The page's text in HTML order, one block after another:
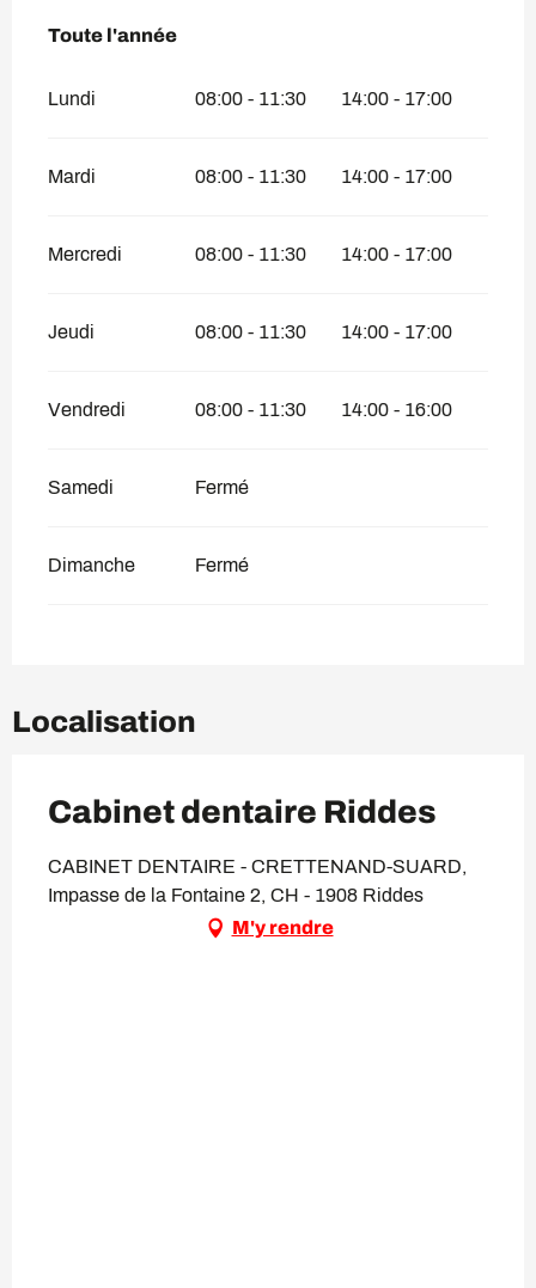
Toute l'année
Toute l'année
Lundi 08:00 - 11:30 14:00 - 17:00
Mardi 08:00 - 11:30 14:00 - 17:00
Mercredi 08:00 - 11:30 14:00 - 17:00
Jeudi 08:00 - 11:30 14:00 - 17:00
Vendredi 08:00 - 11:30 14:00 - 16:00
Samedi Fermé
Dimanche Fermé
Localisation
Cabinet dentaire Riddes
CABINET DENTAIRE - CRETTENAND-SUARD,
Impasse de la Fontaine 2, CH - 1908 Riddes
M'y rendre